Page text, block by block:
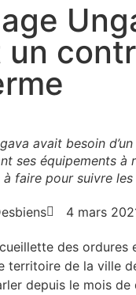
un
avait besoin
ses équipements à
faire pour suivre
4 mars
des ordures
territoire de la ville
depuis le mois de